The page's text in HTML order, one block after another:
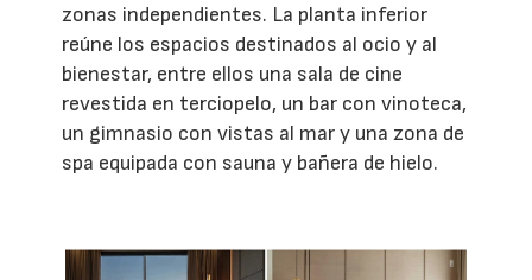
zonas independientes. La planta inferior
reúne los espacios destinados al ocio y al
bienestar, entre ellos una sala de cine
revestida en terciopelo, un bar con vinoteca,
un gimnasio con vistas al mar y una zona de
spa equipada con sauna y bañera de hielo.